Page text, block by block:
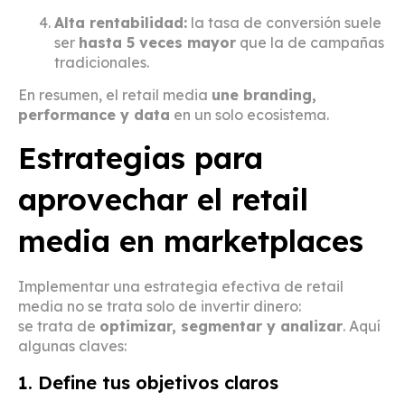
Alta rentabilidad: la tasa de conversión suele
ser hasta 5 veces mayor que la de campañas
tradicionales.
En resumen, el retail media une branding,
performance y data en un solo ecosistema.
Estrategias para
aprovechar el retail
media en marketplaces
Implementar una estrategia efectiva de retail
media no se trata solo de invertir dinero:
se trata de optimizar, segmentar y analizar. Aquí
algunas claves:
1. Define tus objetivos claros